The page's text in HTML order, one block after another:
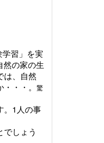
習」を実
然の家の生
は、自然
・・。 驚
。1人の事
しょう